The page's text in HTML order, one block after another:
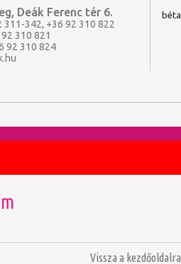
Deák Ferenc tér 6.
311-342, +36 92 310 822
310 821
92 310 824
béta
Vissza a kezdőoldalra